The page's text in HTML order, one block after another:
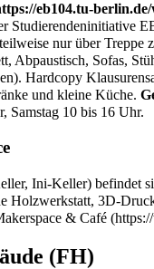
Studierendeninitiative
nur über Treppe
Abpaustisch, Sofas,
Hardcopy
und kleine Küche.
Samstag 10 bis 16 Uhr.
Ini-Keller) befindet
Holzwerkstatt, 3D-
& Café
(FH)